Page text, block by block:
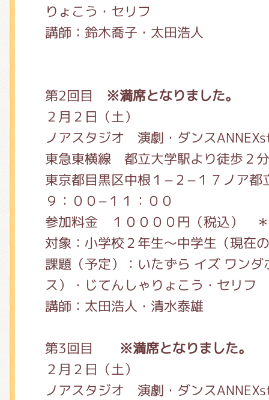
りょこう・セリフ
講師：鈴木喬子・太田浩人
第2回目 ※満席となりました。
２月２日（土）
ノアスタジオ 演劇・ダンス
東急東横線 都立大学駅より徒歩２分
東京都目黒区中根１−２−１７ノア都
９：００−１１：００
参加料金 １００００円（税込）
対象：小学校２年生〜中学生（現在
課題（予定）：いたずら イズ ワン
ス）・じてんしゃりょこう・セリフ
講師：太田浩人・清水泰雄
第3回目 ※満席となりました。
２月２日（土）
ノアスタジオ 演劇・ダンス